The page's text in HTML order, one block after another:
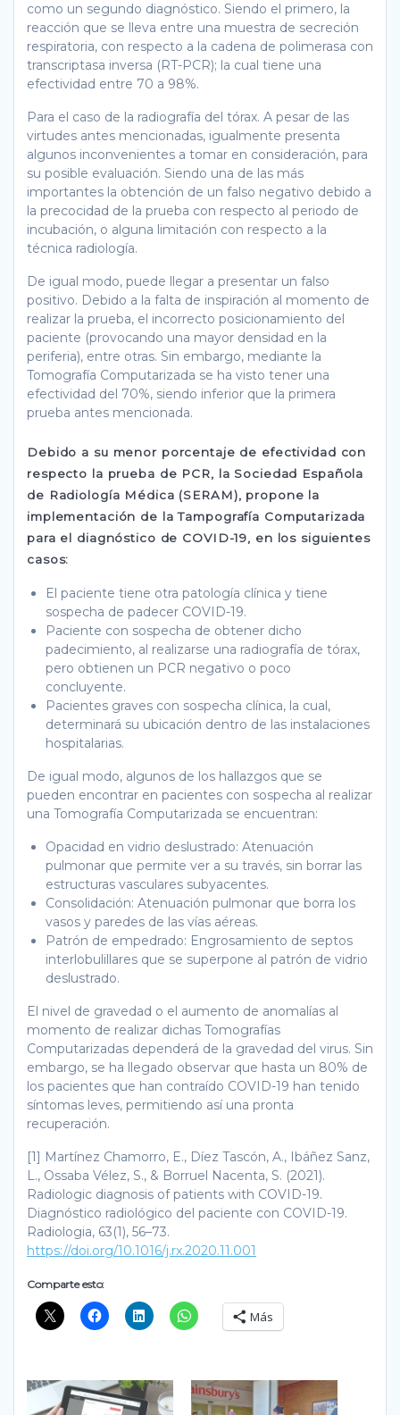
como un segundo diagnóstico. Siendo el primero, la
reacción que se lleva entre una muestra de secreción
respiratoria, con respecto a la cadena de polimerasa con
transcriptasa inversa (RT-PCR); la cual tiene una
efectividad entre 70 a 98%.
Para el caso de la radiografía del tórax. A pesar de las
virtudes antes mencionadas, igualmente presenta
algunos inconvenientes a tomar en consideración, para
su posible evaluación. Siendo una de las más
importantes la obtención de un falso negativo debido a
la precocidad de la prueba con respecto al periodo de
incubación, o alguna limitación con respecto a la
técnica radiología.
De igual modo, puede llegar a presentar un falso
positivo. Debido a la falta de inspiración al momento de
realizar la prueba, el incorrecto posicionamiento del
paciente (provocando una mayor densidad en la
periferia), entre otras. Sin embargo, mediante la
Tomografía Computarizada se ha visto tener una
efectividad del 70%, siendo inferior que la primera
prueba antes mencionada.
Debido a su menor porcentaje de efectividad con
respecto la prueba de PCR, la Sociedad Española
de Radiología Médica (SERAM), propone la
implementación de la Tampografía Computarizada
para el diagnóstico de COVID-19, en los siguientes
casos:
El paciente tiene otra patología clínica y tiene
sospecha de padecer COVID-19.
Paciente con sospecha de obtener dicho
padecimiento, al realizarse una radiografía de tórax,
pero obtienen un PCR negativo o poco
concluyente.
Pacientes graves con sospecha clínica, la cual,
determinará su ubicación dentro de las instalaciones
hospitalarias.
De igual modo, algunos de los hallazgos que se
pueden encontrar en pacientes con sospecha al realizar
una Tomografía Computarizada se encuentran:
Opacidad en vidrio deslustrado: Atenuación
pulmonar que permite ver a su través, sin borrar las
estructuras vasculares subyacentes.
Consolidación: Atenuación pulmonar que borra los
vasos y paredes de las vías aéreas.
Patrón de empedrado: Engrosamiento de septos
interlobulillares que se superpone al patrón de vidrio
deslustrado.
El nivel de gravedad o el aumento de anomalías al
momento de realizar dichas Tomografías
Computarizadas dependerá de la gravedad del virus. Sin
embargo, se ha llegado observar que hasta un 80% de
los pacientes que han contraído COVID-19 han tenido
síntomas leves, permitiendo así una pronta
recuperación.
[1] Martínez Chamorro, E., Díez Tascón, A., Ibáñez Sanz,
L., Ossaba Vélez, S., & Borruel Nacenta, S. (2021).
Radiologic diagnosis of patients with COVID-19.
Diagnóstico radiológico del paciente con COVID-19.
Radiologia, 63(1), 56–73.
https://doi.org/10.1016/j.rx.2020.11.001
Comparte esto:
Más